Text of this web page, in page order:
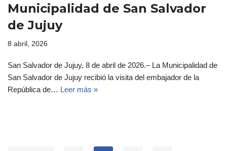
Municipalidad de San Salvador
de Jujuy
8 abril, 2026
San Salvador de Jujuy, 8 de abril de 2026.– La Municipalidad de
San Salvador de Jujuy recibió la visita del embajador de la
República de… Leer más »